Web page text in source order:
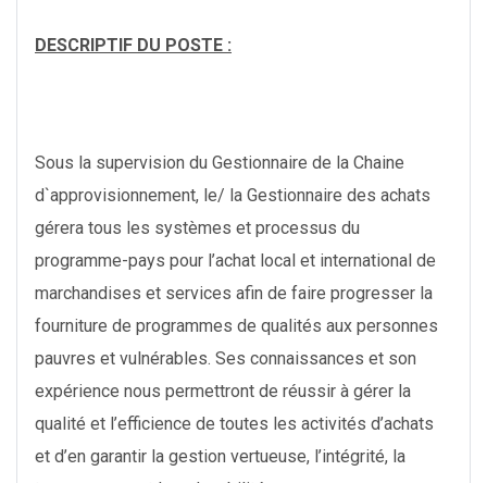
DESCRIPTIF DU POSTE :
Sous la supervision du Gestionnaire de la Chaine
d`approvisionnement, le/ la Gestionnaire des achats
gérera tous les systèmes et processus du
programme-pays pour l’achat local et international de
marchandises et services afin de faire progresser la
fourniture de programmes de qualités aux personnes
pauvres et vulnérables. Ses connaissances et son
expérience nous permettront de réussir à gérer la
qualité et l’efficience de toutes les activités d’achats
et d’en garantir la gestion vertueuse, l’intégrité, la